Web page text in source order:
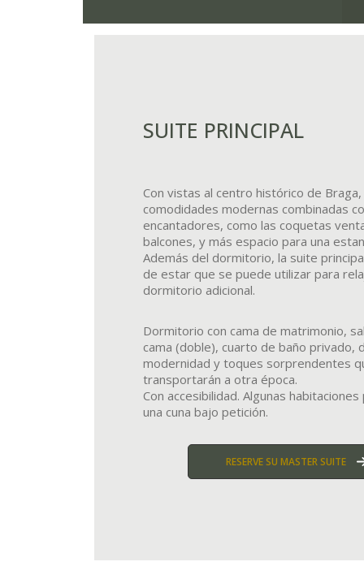
SUITE PRINCIPAL
Con vistas al centro histórico de
comodidades modernas combinadas
encantadores, como las coquetas
balcones, y más espacio para una
Además del dormitorio, la suite
de estar que se puede utilizar para
dormitorio adicional.
Dormitorio con cama de matrimonio,
cama (doble), cuarto de baño privado,
modernidad y toques sorprendentes
transportarán a otra época.
Con accesibilidad. Algunas
una cuna bajo petición.
RESERVE SU MASTER SUITE